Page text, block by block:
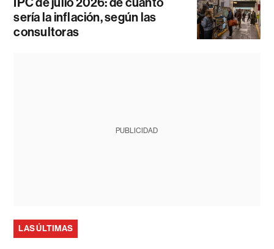
sería la inflación, según las
consultoras
PUBLICIDAD
LAS ÚLTIMAS